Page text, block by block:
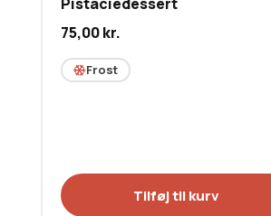
75,00kr.
Frost
Tilføj til kurv